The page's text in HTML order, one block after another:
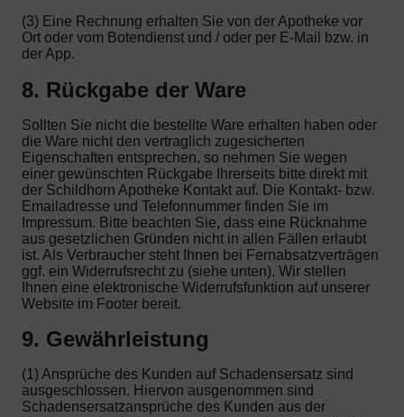
(3) Eine Rechnung erhalten Sie von der Apotheke vor
Ort oder vom Botendienst und / oder per E-Mail bzw. in
der App.
8. Rückgabe der Ware
Sollten Sie nicht die bestellte Ware erhalten haben oder
die Ware nicht den vertraglich zugesicherten
Eigenschaften entsprechen, so nehmen Sie wegen
einer gewünschten Rückgabe Ihrerseits bitte direkt mit
der Schildhorn Apotheke Kontakt auf. Die Kontakt- bzw.
Emailadresse und Telefonnummer finden Sie im
Impressum. Bitte beachten Sie, dass eine Rücknahme
aus gesetzlichen Gründen nicht in allen Fällen erlaubt
ist. Als Verbraucher steht Ihnen bei Fernabsatzverträgen
ggf. ein Widerrufsrecht zu (siehe unten). Wir stellen
Ihnen eine elektronische Widerrufsfunktion auf unserer
Website im Footer bereit.
9. Gewährleistung
(1) Ansprüche des Kunden auf Schadensersatz sind
ausgeschlossen. Hiervon ausgenommen sind
Schadensersatzansprüche des Kunden aus der